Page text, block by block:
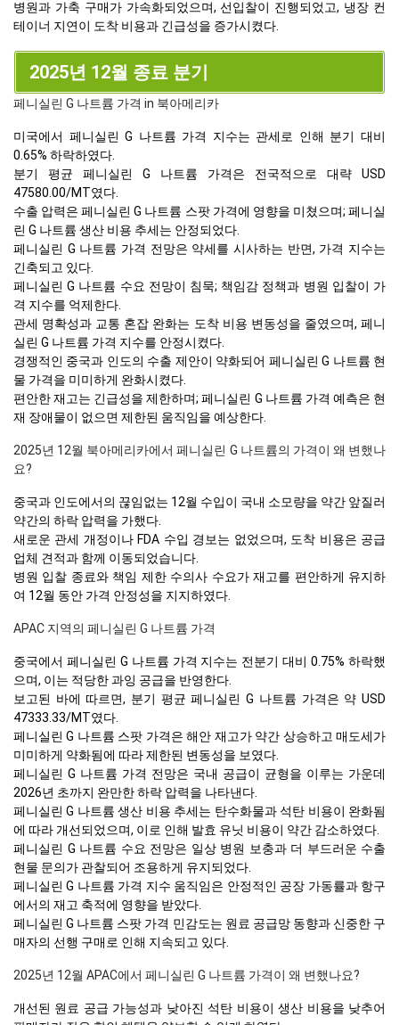
병원과 가축 구매가 가속화되었으며, 선입찰이 진행되었고, 냉장 컨
테이너 지연이 도착 비용과 긴급성을 증가시켰다.
2025년 12월 종료 분기
페니실린 G 나트륨 가격 in 북아메리카
미국에서 페니실린 G 나트륨 가격 지수는 관세로 인해 분기 대비
0.65% 하락하였다.
분기 평균 페니실린 G 나트륨 가격은 전국적으로 대략 USD
47580.00/MT였다.
수출 압력은 페니실린 G 나트륨 스팟 가격에 영향을 미쳤으며; 페니실
린 G 나트륨 생산 비용 추세는 안정되었다.
페니실린 G 나트륨 가격 전망은 약세를 시사하는 반면, 가격 지수는
긴축되고 있다.
페니실린 G 나트륨 수요 전망이 침묵; 책임감 정책과 병원 입찰이 가
격 지수를 억제한다.
관세 명확성과 교통 혼잡 완화는 도착 비용 변동성을 줄였으며, 페니
실린 G 나트륨 가격 지수를 안정시켰다.
경쟁적인 중국과 인도의 수출 제안이 약화되어 페니실린 G 나트륨 현
물 가격을 미미하게 완화시켰다.
편안한 재고는 긴급성을 제한하며; 페니실린 G 나트륨 가격 예측은 현
재 장애물이 없으면 제한된 움직임을 예상한다.
2025년 12월 북아메리카에서 페니실린 G 나트륨의 가격이 왜 변했나
요?
중국과 인도에서의 끊임없는 12월 수입이 국내 소모량을 약간 앞질러
약간의 하락 압력을 가했다.
새로운 관세 개정이나 FDA 수입 경보는 없었으며, 도착 비용은 공급
업체 견적과 함께 이동되었습니다.
병원 입찰 종료와 책임 제한 수의사 수요가 재고를 편안하게 유지하
여 12월 동안 가격 안정성을 지지하였다.
APAC 지역의 페니실린 G 나트륨 가격
중국에서 페니실린 G 나트륨 가격 지수는 전분기 대비 0.75% 하락했
으며, 이는 적당한 과잉 공급을 반영한다.
보고된 바에 따르면, 분기 평균 페니실린 G 나트륨 가격은 약 USD
47333.33/MT였다.
페니실린 G 나트륨 스팟 가격은 해안 재고가 약간 상승하고 매도세가
미미하게 약화됨에 따라 제한된 변동성을 보였다.
페니실린 G 나트륨 가격 전망은 국내 공급이 균형을 이루는 가운데
2026년 초까지 완만한 하락 압력을 나타낸다.
페니실린 G 나트륨 생산 비용 추세는 탄수화물과 석탄 비용이 완화됨
에 따라 개선되었으며, 이로 인해 발효 유닛 비용이 약간 감소하였다.
페니실린 G 나트륨 수요 전망은 일상 병원 보충과 더 부드러운 수출
현물 문의가 관찰되어 조용하게 유지되었다.
페니실린 G 나트륨 가격 지수 움직임은 안정적인 공장 가동률과 항구
에서의 재고 축적에 영향을 받았다.
페니실린 G 나트륨 스팟 가격 민감도는 원료 공급망 동향과 신중한 구
매자의 선행 구매로 인해 지속되고 있다.
2025년 12월 APAC에서 페니실린 G 나트륨 가격이 왜 변했나요?
개선된 원료 공급 가능성과 낮아진 석탄 비용이 생산 비용을 낮추어